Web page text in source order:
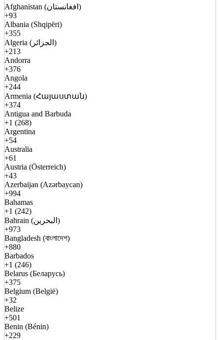
Afghanistan (افغانستان)
+93
Albania (Shqipëri)
+355
Algeria (الجزائر)
+213
Andorra
+376
Angola
+244
Armenia (Հայաստան)
+374
Antigua and Barbuda
+1 (268)
Argentina
+54
Australia
+61
Austria (Österreich)
+43
Azerbaijan (Azərbaycan)
+994
Bahamas
+1 (242)
Bahrain (البحرين)
+973
Bangladesh (বাংলাদেশ)
+880
Barbados
+1 (246)
Belarus (Беларусь)
+375
Belgium (België)
+32
Belize
+501
Benin (Bénin)
+229